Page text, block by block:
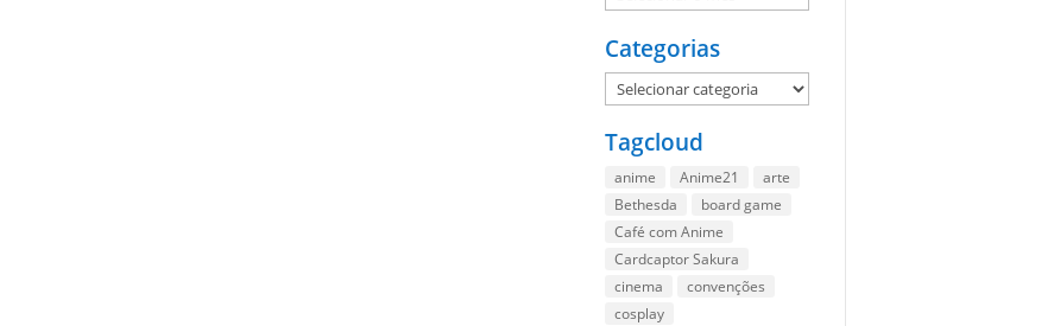
Categorias
Categorias
Tagcloud
anime Anime21
arte
Bethesda
board game
Café com Anime
Cardcaptor Sakura
cinema
convenções
cosplay